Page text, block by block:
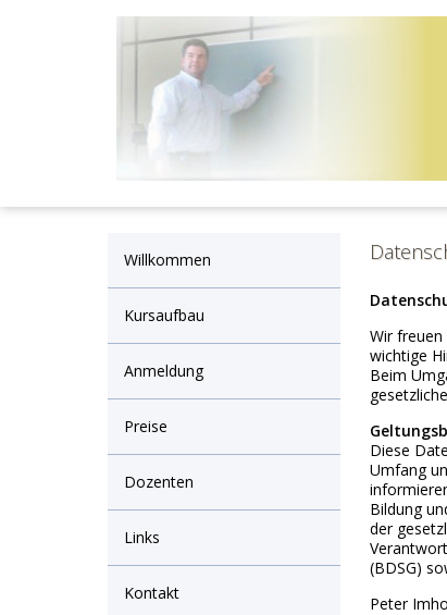
Wir freuen
wichtige
Beim
Diese
Umfang
Bildung
der
(BDSG)
Peter
Willkommen
Kursaufbau
Anmeldung
Preise
Dozenten
Links
Kontakt